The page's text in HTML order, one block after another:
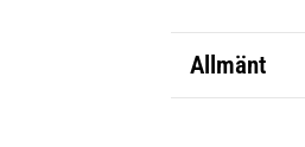
Allmänt